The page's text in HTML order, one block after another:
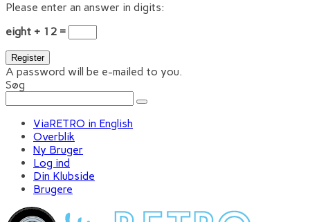
Please enter an answer in digits:
eight + 12 =
A password will be e-mailed to you.
Søg
ViaRETRO in English
Overblik
Ny Bruger
Log ind
Din Klubside
Brugere